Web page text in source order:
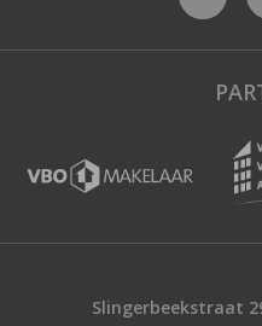
Slingerbeekstraat